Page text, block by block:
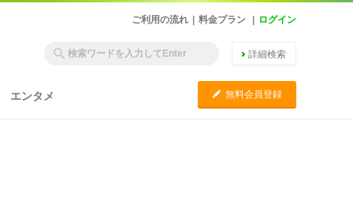
ご利用の流れ 料金プラン ログイン
詳細検索
エンタメ C 無料会員登録